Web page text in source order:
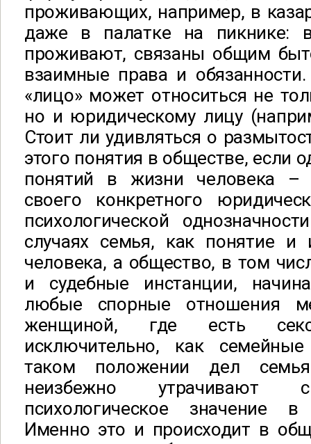
проживающих, например, в
даже в палатке на пикнике:
проживают, связаны общим
взаимные права и
«лицо» может относиться не
но и юридическому лицу
Стоит ли удивляться о
этого понятия в обществе, если
понятий в жизни человека –
своего конкретного
психологической
случаях семья, как понятие и
человека, а общество, в том
и судебные инстанции,
любые спорные отношения
женщиной, где есть
исключительно, как
таком положении дел
неизбежно утрачивают
психологическое значение
Именно это и происходит в